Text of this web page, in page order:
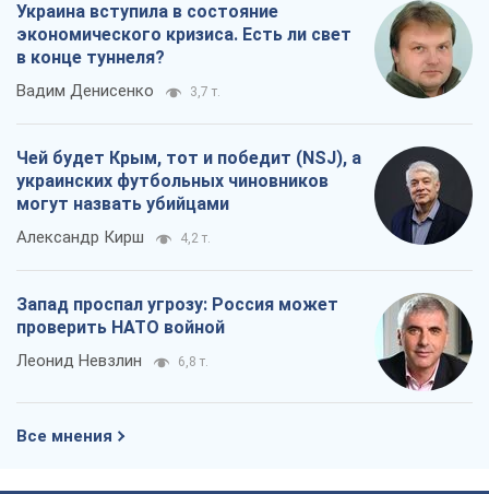
Украина вступила в состояние
экономического кризиса. Есть ли свет
в конце туннеля?
Вадим Денисенко 3,7 т.
Чей будет Крым, тот и победит (NSJ), а
украинских футбольных чиновников
могут назвать убийцами
Александр Кирш 4,2 т.
Запад проспал угрозу: Россия может
проверить НАТО войной
Леонид Невзлин 6,8 т.
Все мнения